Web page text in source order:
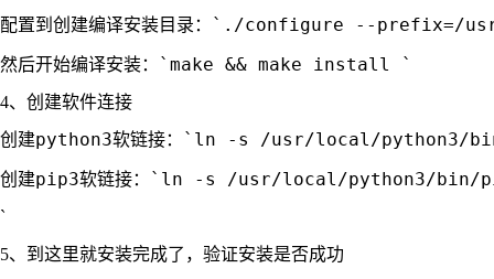
配置到创建编译安装目录：`./configure --
4、创建软件连接
创建python3软链接：`ln -s /usr/local/
`
5、到这里就安装完成了，验证安装是否成功